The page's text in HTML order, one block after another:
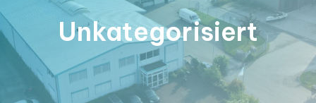
Unkategorisiert